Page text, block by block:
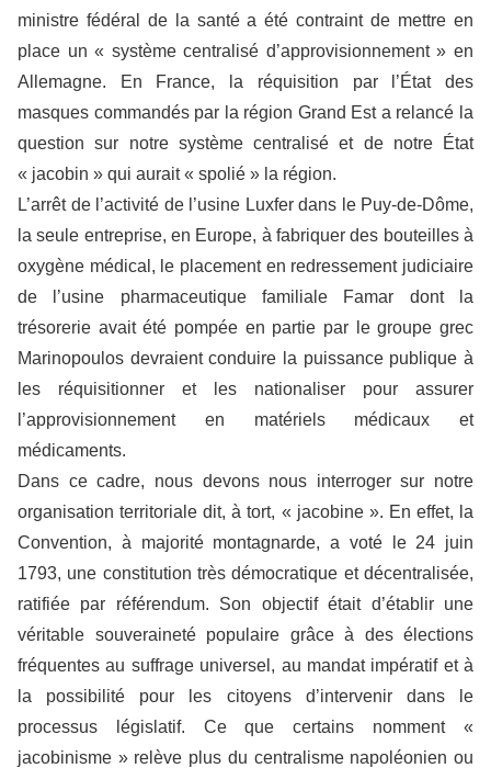
ministre fédéral de la santé a été contraint de mettre en
place un « système centralisé d’approvisionnement » en
Allemagne. En France, la réquisition par l’État des
masques commandés par la région Grand Est a relancé la
question sur notre système centralisé et de notre État
« jacobin » qui aurait « spolié » la région.
L’arrêt de l’activité de l’usine Luxfer dans le Puy-de-Dôme,
la seule entreprise, en Europe, à fabriquer des bouteilles à
oxygène médical, le placement en redressement judiciaire
de l’usine pharmaceutique familiale Famar dont la
trésorerie avait été pompée en partie par le groupe grec
Marinopoulos devraient conduire la puissance publique à
les réquisitionner et les nationaliser pour assurer
l’approvisionnement en matériels médicaux et
médicaments.
Dans ce cadre, nous devons nous interroger sur notre
organisation territoriale dit, à tort, « jacobine ». En effet, la
Convention, à majorité montagnarde, a voté le 24 juin
1793, une constitution très démocratique et décentralisée,
ratifiée par référendum. Son objectif était d’établir une
véritable souveraineté populaire grâce à des élections
fréquentes au suffrage universel, au mandat impératif et à
la possibilité pour les citoyens d’intervenir dans le
processus législatif. Ce que certains nomment «
jacobinisme » relève plus du centralisme napoléonien ou